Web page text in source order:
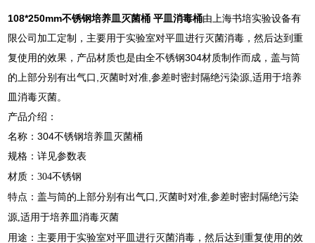
108*250mm不锈钢培养皿灭菌桶 平皿消毒桶由上海书培实验设备有
限公司加工定制，主要用于实验室对平皿进行灭菌消毒，然后达到重
复使用的效果，产品材质也是由全不锈钢304材质制作而成，盖与筒
的上部分别有出气口,灭菌时对准,参差时密封隔绝污染源,适用于培养
皿消毒灭菌。
产品介绍：
名称：304不锈钢培养皿灭菌桶
规格：详见参数表
材质：304不锈钢
特点：盖与筒的上部分别有出气口,灭菌时对准,参差时密封隔绝污染
源,适用于培养皿消毒灭菌
用途：主要用于实验室对平皿进行灭菌消毒，然后达到重复使用的效